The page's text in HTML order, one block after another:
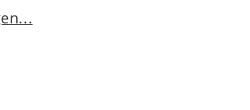
Zoneneinteilung